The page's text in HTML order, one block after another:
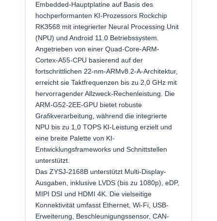
Embedded-Hauptplatine auf Basis des
hochperformanten KI-Prozessors Rockchip
RK3568 mit integrierter Neural Processing Unit
(NPU) und Android 11.0 Betriebssystem.
Angetrieben von einer Quad-Core-ARM-
Cortex-A55-CPU basierend auf der
fortschrittlichen 22-nm-ARMv8.2-A-Architektur,
erreicht sie Taktfrequenzen bis zu 2,0 GHz mit
hervorragender Allzweck-Rechenleistung. Die
ARM-G52-2EE-GPU bietet robuste
Grafikverarbeitung, während die integrierte
NPU bis zu 1,0 TOPS KI-Leistung erzielt und
eine breite Palette von KI-
Entwicklungsframeworks und Schnittstellen
unterstützt.
Das ZYSJ-2168B unterstützt Multi-Display-
Ausgaben, inklusive LVDS (bis zu 1080p), eDP,
MIPI DSI und HDMI 4K. Die vielseitige
Konnektivität umfasst Ethernet, Wi-Fi, USB-
Erweiterung, Beschleunigungssensor, CAN-